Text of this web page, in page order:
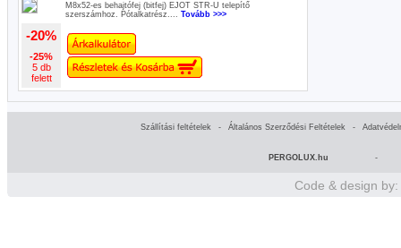
M8x52-es behajtófej (bitfej) EJOT STR-U telepítő
szerszámhoz. Pótalkatrész.... Tovább >>>
-20%
-25%
5 db
felett
Szállítási feltételek - Általános Szerződési Feltételek -
PERGOLUX.hu -
Code & design by: